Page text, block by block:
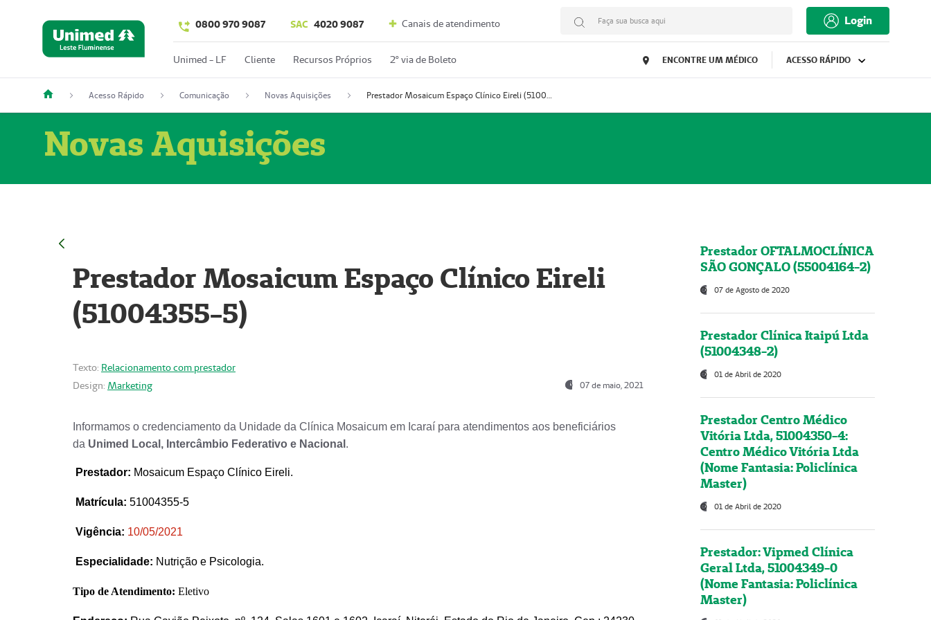
0800 970 9087 SAC 4020 9087 Canais de atendimento Faça sua busca aqui Login
Unimed - LF Cliente Recursos Próprios 2º via de Boleto ENCONTRE UM MÉDICO ACESSO RÁPIDO
Acesso Rápido Comunicação Novas Aquisições Prestador Mosaicum Espaço Clínico Eireli (51004355-5)
Novas Aquisições
Prestador Mosaicum Espaço Clínico Eireli
(51004355-5)
Texto: Relacionamento com prestador
Design: Marketing 07 de maio, 2021
Informamos o credenciamento da Unidade da Clínica Mosaicum em Icaraí para atendimentos aos beneficiários
da Unimed Local, Intercâmbio Federativo e Nacional .
Prestador: Mosaicum Espaço Clínico Eireli.
Matrícula: 51004355-5
Vigência: 10/05/2021
Especialidade: Nutrição e Psicologia.
Tipo de Atendimento: Eletivo
Prestador OFTALMOCLÍNICA
SÃO GONÇALO (55004164-2)
07 de Agosto de 2020
Prestador Clínica Itaipú Ltda
(51004348-2)
01 de Abril de 2020
Prestador Centro Médico
Vitória Ltda, 51004350-4:
Centro Médico Vitória Ltda
(Nome Fantasia: Policlínica
Master)
01 de Abril de 2020
Prestador: Vipmed Clínica
Geral Ltda, 51004349-0
(Nome Fantasia: Policlínica
Master)